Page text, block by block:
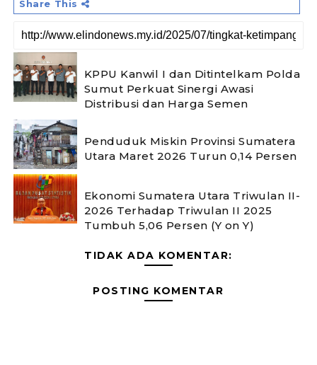
Share This
KPPU Kanwil I dan Ditintelkam Polda
Sumut Perkuat Sinergi Awasi
Distribusi dan Harga Semen
Penduduk Miskin Provinsi Sumatera
Utara Maret 2026 Turun 0,14 Persen
Ekonomi Sumatera Utara Triwulan II-
2026 Terhadap Triwulan II 2025
Tumbuh 5,06 Persen (Y on Y)
TIDAK ADA KOMENTAR:
POSTING KOMENTAR